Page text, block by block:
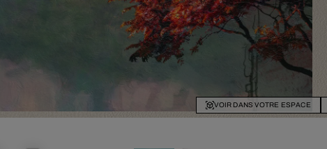
VOIR DANS VOTRE ESPACE